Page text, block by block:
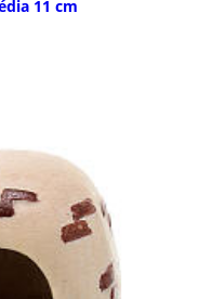
11 cm